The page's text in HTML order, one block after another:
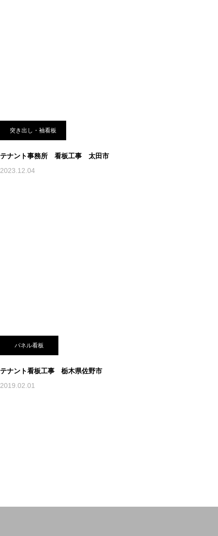
突き出し・袖看板
テナント事務所 看板工事 太田市
2023.12.04
パネル看板
テナント看板工事 栃木県佐野市
2019.02.01